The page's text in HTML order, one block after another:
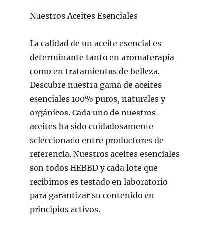
Nuestros Aceites Esenciales
La calidad de un aceite esencial es
determinante tanto en aromaterapia
como en tratamientos de belleza.
Descubre nuestra gama de aceites
esenciales 100% puros, naturales y
orgánicos. Cada uno de nuestros
aceites ha sido cuidadosamente
seleccionado entre productores de
referencia. Nuestros aceites esenciales
son todos HEBBD y cada lote que
recibimos es testado en laboratorio
para garantizar su contenido en
principios activos.